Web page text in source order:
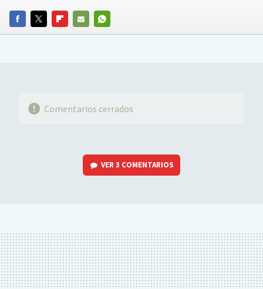
FACEBOOKTWITTERFLIPBOARD
E-
WHATSAPP
Comentarios cerrados
VER3 COMENTARIOS